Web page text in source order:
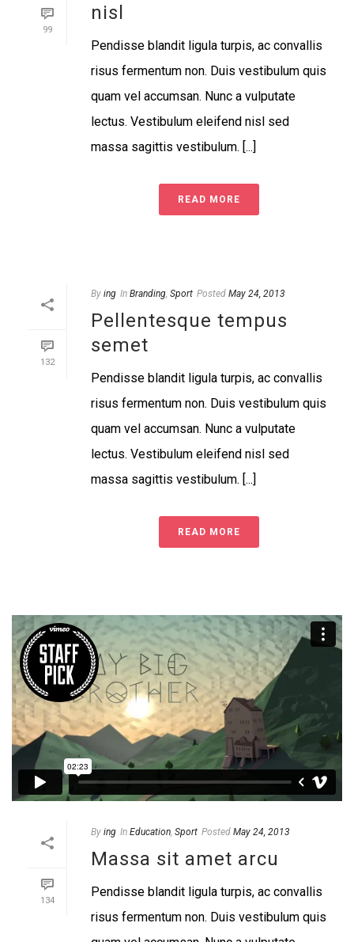
99
nisl
Pendisse blandit ligula turpis, ac convallis
risus fermentum non. Duis vestibulum quis
quam vel accumsan. Nunc a vulputate
lectus. Vestibulum eleifend nisl sed
massa sagittis vestibulum. [...]
READ MORE
132
By ing In Branding Sport Posted May 24, 2013
Pellentesque tempus
semet
Pendisse blandit ligula turpis, ac convallis
risus fermentum non. Duis vestibulum quis
quam vel accumsan. Nunc a vulputate
lectus. Vestibulum eleifend nisl sed
massa sagittis vestibulum. [...]
READ MORE
134
By ing In Education, Sport Posted May 24, 2013
Massa sit amet arcu
Pendisse blandit ligula turpis, ac convallis
risus fermentum non. Duis vestibulum quis